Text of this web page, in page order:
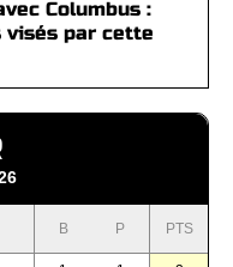
Columbus :
par cette
B P PTS